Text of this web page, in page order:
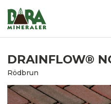
DRAINFLOW®
Rödbrun